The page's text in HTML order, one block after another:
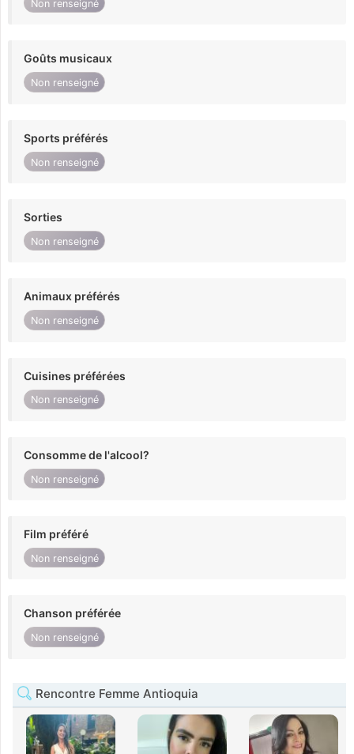
Non renseigné
Goûts musicaux
Non renseigné
Sports préférés
Non renseigné
Sorties
Non renseigné
Animaux préférés
Non renseigné
Cuisines préférées
Non renseigné
Consomme de l'alcool?
Non renseigné
Film préféré
Non renseigné
Chanson préférée
Non renseigné
Rencontre Femme Antioquia